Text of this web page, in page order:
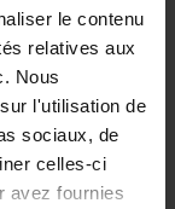
le contenu
relatives aux
Nous
l'utilisation de
sociaux, de
celles-ci
avez fournies